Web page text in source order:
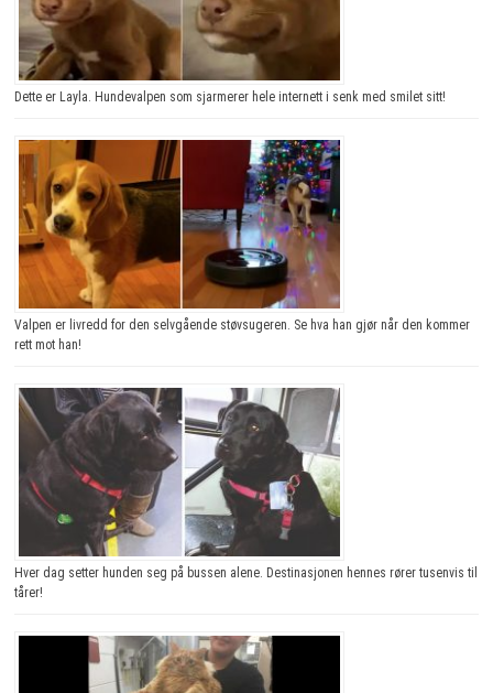
Dette er Layla. Hundevalpen som sjarmerer hele internett i senk med smilet sitt!
Valpen er livredd for den selvgående støvsugeren. Se hva han gjør når den kommer
rett mot han!
Hver dag setter hunden seg på bussen alene. Destinasjonen hennes rører tusenvis til
tårer!